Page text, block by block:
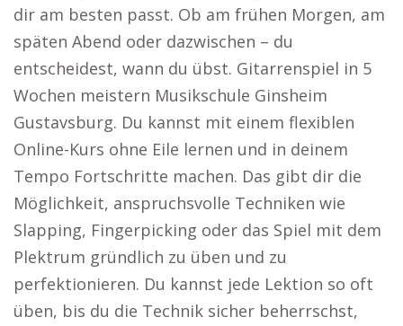
dir am besten passt. Ob am frühen Morgen, am
späten Abend oder dazwischen – du
entscheidest, wann du übst. Gitarrenspiel in 5
Wochen meistern Musikschule Ginsheim
Gustavsburg. Du kannst mit einem flexiblen
Online-Kurs ohne Eile lernen und in deinem
Tempo Fortschritte machen. Das gibt dir die
Möglichkeit, anspruchsvolle Techniken wie
Slapping, Fingerpicking oder das Spiel mit dem
Plektrum gründlich zu üben und zu
perfektionieren. Du kannst jede Lektion so oft
üben, bis du die Technik sicher beherrschst,